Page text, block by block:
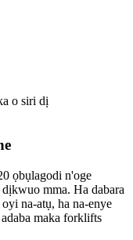
o siri dị
ọbụlagodi n'oge
mma. Ha dabara
na-atụ, ha na-enye
maka forklifts